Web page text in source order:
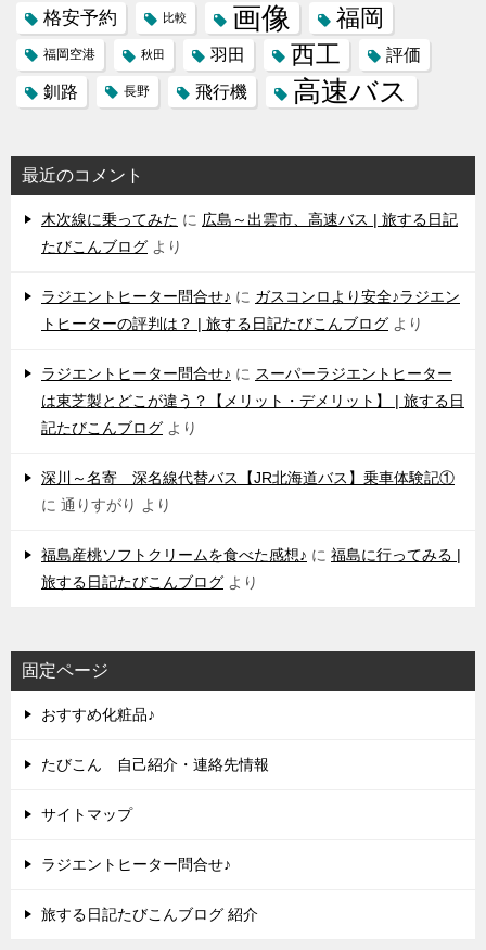
格安予約 比較 画像 福岡
福岡空港 秋田 羽田 西工
評価
釧路
長野 飛行機 高速バス
最近のコメント
木次線に乗ってみた に 広島～出雲市、高速バス | 旅する日記
たびこんブログ より
ラジエントヒーター問合せ♪ に ガスコンロより安全♪ラジエン
トヒーターの評判は？ | 旅する日記たびこんブログ より
ラジエントヒーター問合せ♪ に スーパーラジエントヒーター
は東芝製とどこが違う？【メリット・デメリット】 | 旅する日
記たびこんブログ より
深川～名寄 深名線代替バス【JR北海道バス】乗車体験記①
に 通りすがり より
福島産桃ソフトクリームを食べた感想♪ に 福島に行ってみる |
旅する日記たびこんブログ より
固定ページ
おすすめ化粧品♪
たびこん 自己紹介・連絡先情報
サイトマップ
ラジエントヒーター問合せ♪
旅する日記たびこんブログ 紹介